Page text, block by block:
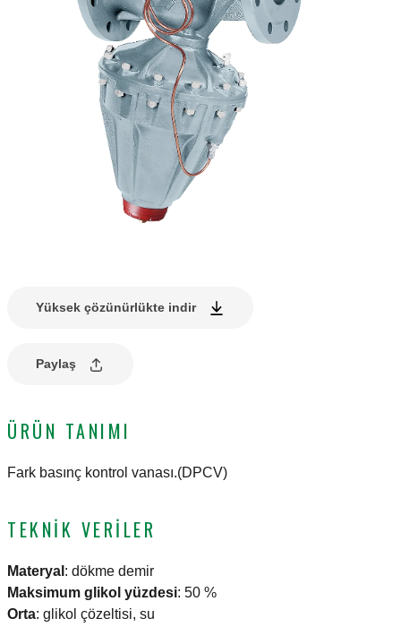
Yüksek çözünürlükte indir
Paylaş
ÜRÜN TANIMI
Fark basınç kontrol vanası.(DPCV)
TEKNIK VERILER
Materyal : dökme demir
Maksimum glikol yüzdesi: 50 %
Orta: glikol çözeltisi, su